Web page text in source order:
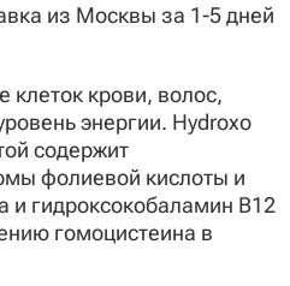
из Москвы за 1-5 дней
клеток крови, волос,
энергии. Hydroxo
содержит
фолиевой кислоты и
и гидроксокобаламин B12
гомоцистеина в